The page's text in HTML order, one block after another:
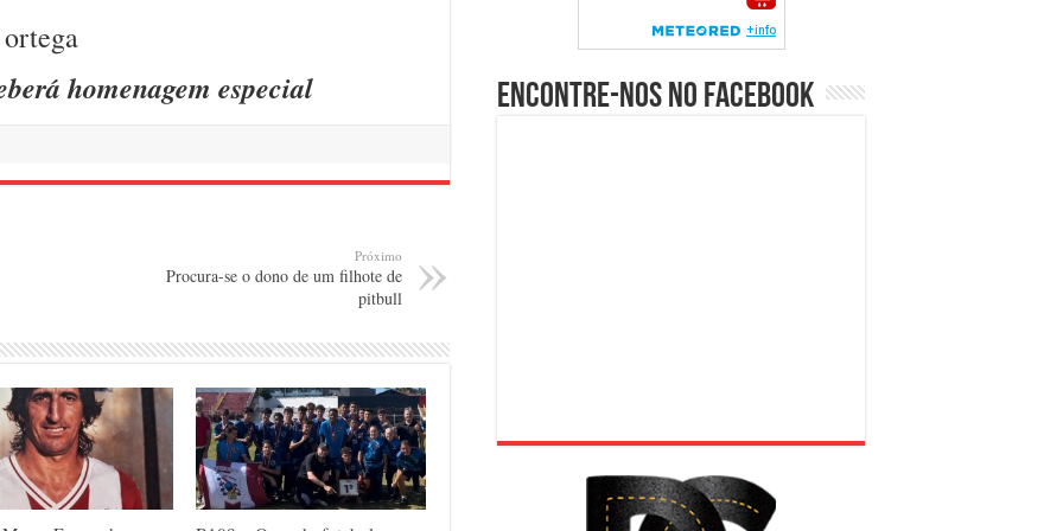
homenagem especial
Próximo
Procura-se o dono de um filhote de
pitbull
Encontre-nos no Facebook